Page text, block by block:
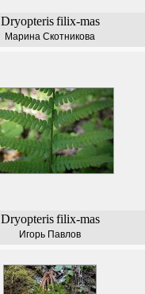
Dryopteris filix-mas
Марина Скотникова
Dryopteris filix-mas
Игорь Павлов